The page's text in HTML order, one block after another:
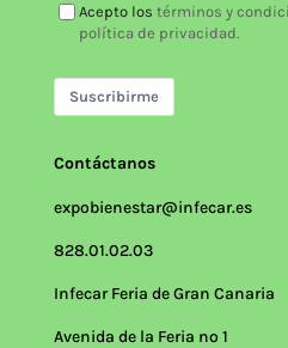
Acepto los términos y
política de privacidad.
Suscribirme
Contáctanos
expobienestar@infecar.es
828.01.02.03
Infecar Feria de Gran Canaria
Avenida de la Feria nº 1